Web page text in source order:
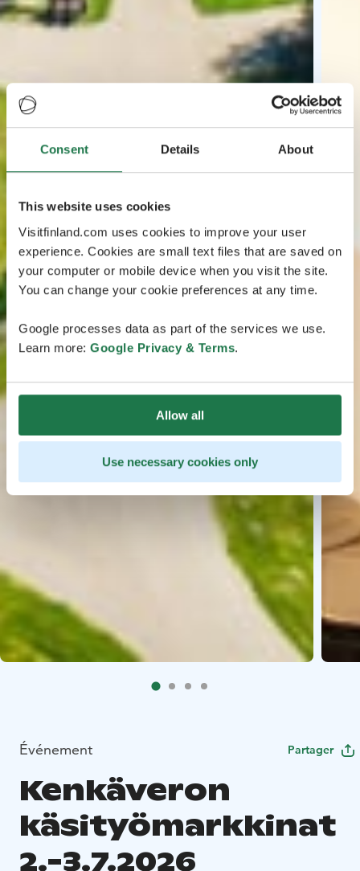
Consent Details About
This website uses cookies
Visitfinland.com uses cookies to improve your user
experience. Cookies are small text files that are saved on
your computer or mobile device when you visit the site.
You can change your cookie preferences at any time.
Google processes data as part of the services we use.
Learn more: Google Privacy & Terms.
Allow all
Use necessary cookies only
Événement Partager
Kenkäveron
käsityömarkkinat
2.-3.7.2026